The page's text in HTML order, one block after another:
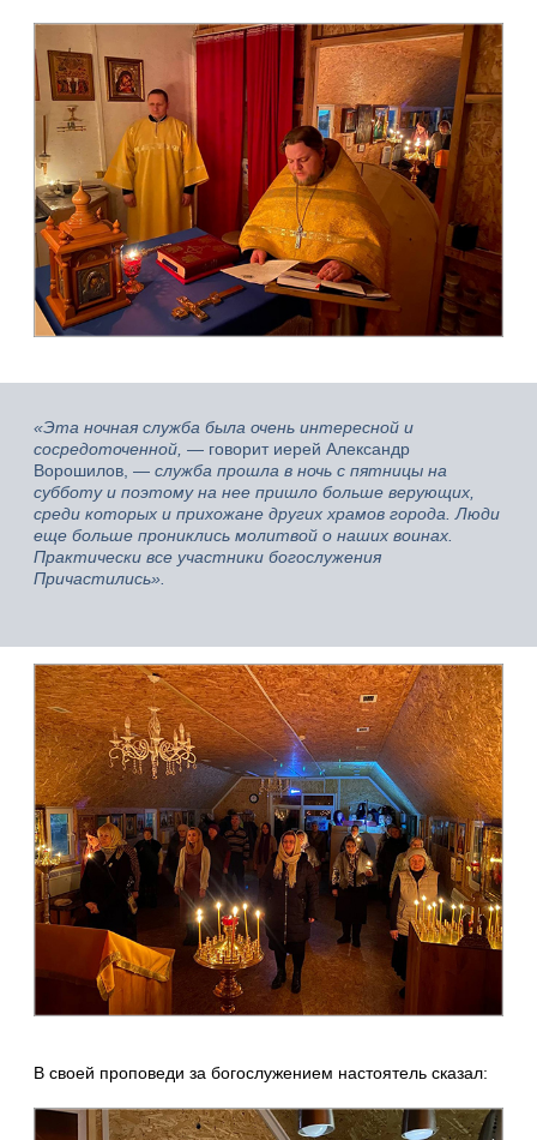
«Эта ночная служба была очень интересной и
сосредоточенной, — говорит иерей Александр
Ворошилов, — служба прошла в ночь с пятницы на
субботу и поэтому на нее пришло больше верующих,
среди которых и прихожане других храмов города. Люди
еще больше прониклись молитвой о наших воинах.
Практически все участники богослужения
Причастились».
В своей проповеди за богослужением настоятель сказал: